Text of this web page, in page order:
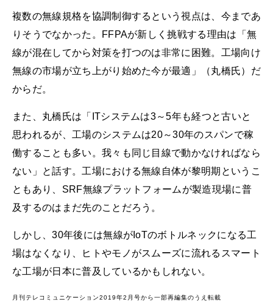
複数の無線規格を協調制御するという視点は、今まであ
りそうでなかった。FFPAが新しく挑戦する理由は「無
線が混在してから対策を打つのは非常に困難。工場向け
無線の市場が立ち上がり始めた今が最適」（丸橋氏）だ
からだ。
また、丸橋氏は「ITシステムは3～5年も経つと古いと
思われるが、工場のシステムは20～30年のスパンで稼
働することも多い。我々も同じ目線で動かなければなら
ない」と話す。工場における無線自体が黎明期というこ
ともあり、SRF無線プラットフォームが製造現場に普
及するのはまだ先のことだろう。
しかし、30年後には無線がIoTのボトルネックになる工
場はなくなり、ヒトやモノがスムーズに流れるスマート
な工場が日本に普及しているかもしれない。
月刊テレコミュニケーション2019年2月号から一部再編集のうえ転載